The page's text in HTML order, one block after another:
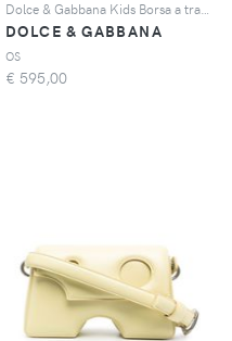
DOLCE & GABBANA
OS
€ 595,00